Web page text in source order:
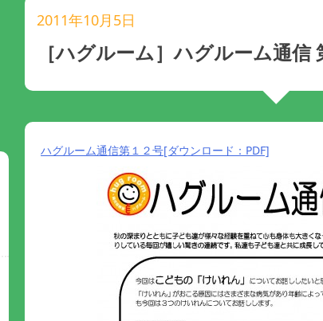
2011年10月5日
［ハグルーム］ハグルーム通信
ハグルーム通信第１２号[ダウンロード：PDF]